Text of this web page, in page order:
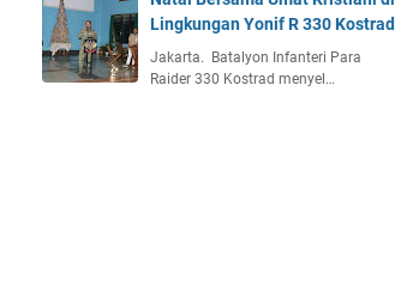
Lingkungan Yonif R 330 Kostrad
Jakarta. Batalyon Infanteri Para
Raider 330 Kostrad menyel…